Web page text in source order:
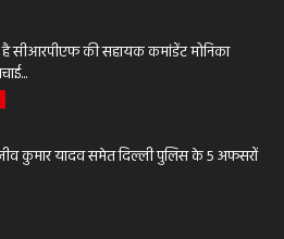
सीआरपीएफ की सहायक कमांडेंट मोनिका
कुमार यादव समेत दिल्ली पुलिस के 5 अफसरों